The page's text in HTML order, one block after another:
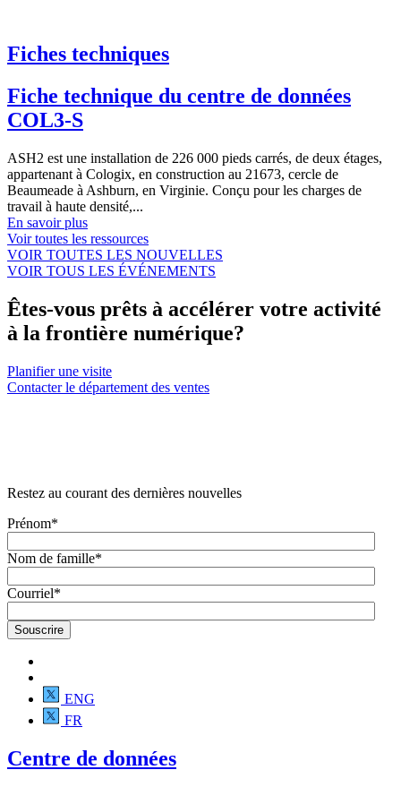
Fiches techniques
Fiche technique du centre de données
COL3-S
ASH2 est une installation de 226 000 pieds carrés, de deux étages,
appartenant à Cologix, en construction au 21673, cercle de
Beaumeade à Ashburn, en Virginie. Conçu pour les charges de
travail à haute densité,...
En savoir plus
Voir toutes les ressources
VOIR TOUTES LES NOUVELLES
VOIR TOUS LES ÉVÉNEMENTS
Êtes-vous prêts à accélérer votre activité
à la frontière numérique?
Planifier une visite
Contacter le département des ventes
Restez au courant des dernières nouvelles
Prénom*
Nom de famille*
Courriel*
ENG
FR
Centre de données